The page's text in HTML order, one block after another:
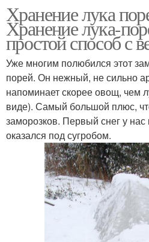
Хранение лука
Хранение лука-
простой способ с
Уже многим полюбился этот
порей. Он нежный, не сильно
напоминает скорее овощ, чем
виде). Самый большой плюс,
заморозков. Первый снег у
оказался под сугробом.